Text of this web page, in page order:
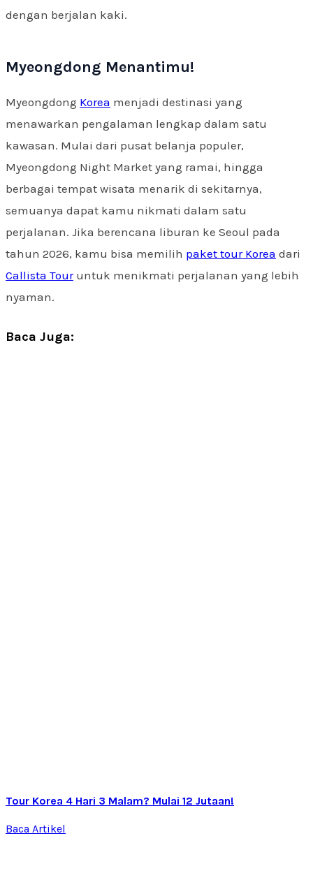
dengan berjalan kaki.
Myeongdong Menantimu!
Myeongdong Korea menjadi destinasi yang
menawarkan pengalaman lengkap dalam satu
kawasan. Mulai dari pusat belanja populer,
Myeongdong Night Market yang ramai, hingga
berbagai tempat wisata menarik di sekitarnya,
semuanya dapat kamu nikmati dalam satu
perjalanan. Jika berencana liburan ke Seoul pada
tahun 2026, kamu bisa memilih paket tour Korea dari
Callista Touruntuk menikmati perjalanan yang lebih
nyaman.
Baca Juga:
Tour Korea 4 Hari 3 Malam? Mulai 12 Jutaan!
Baca Artikel